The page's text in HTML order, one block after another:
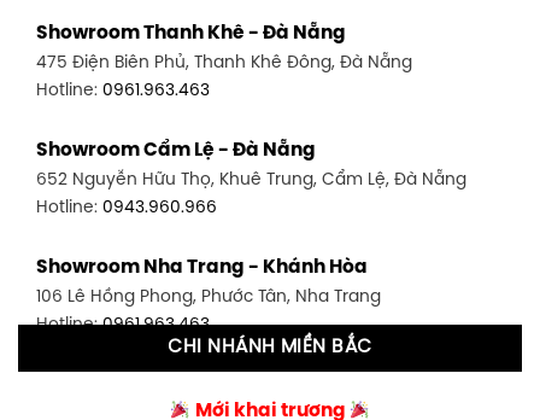
1448 Huỳnh Tấn Phát, Phú Thuận, Quận 7, TP HCM
Hotline:0946.480.580
348 Đ. Bạch Đằng, P. 14, Bình Thạnh, TP HCM
Hotline:0902.716.230
591 Hoàng Văn Thụ, P. 4, Tân Bình, TP HCM
Hotline:0906.256.759
Showroom Tân Bình 2 - TP. HCM
0986.71.8448
Showroom Thanh Khê - Đà Nẵng
475 Điện Biên Phủ, Thanh Khê Đông, Đà Nẵng
Hotline: 0961.963.463
Showroom Cẩm Lệ - Đà Nẵng
652 Nguyễn Hữu Thọ, Khuê Trung, Cẩm Lệ, Đà Nẵng
Hotline: 0943.960.966
Showroom Nha Trang - Khánh Hòa
106 Lê Hồng Phong, Phước Tân, Nha Trang
Hotline:0961.963.463
27-29 Nguyễn Sỹ Sách, Hưng Bình, TP Vinh, Nghệ An
CHI NHÁNH MIỀN BẮC
Mới khai trương